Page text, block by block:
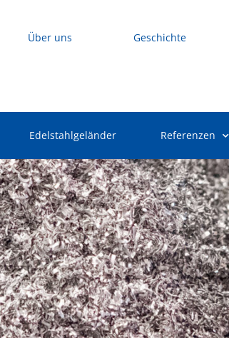
Über uns Geschichte
Edelstahlgeländer Referenzen